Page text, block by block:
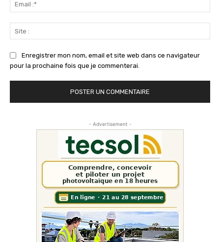
Enregistrer mon nom, email et site web dans ce navigateur
pour la prochaine fois que je commenterai.
- Advertisement -